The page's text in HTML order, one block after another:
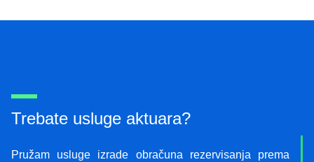
Trebate usluge aktuara?
Pružam usluge izrade obračuna rezervisanja prema